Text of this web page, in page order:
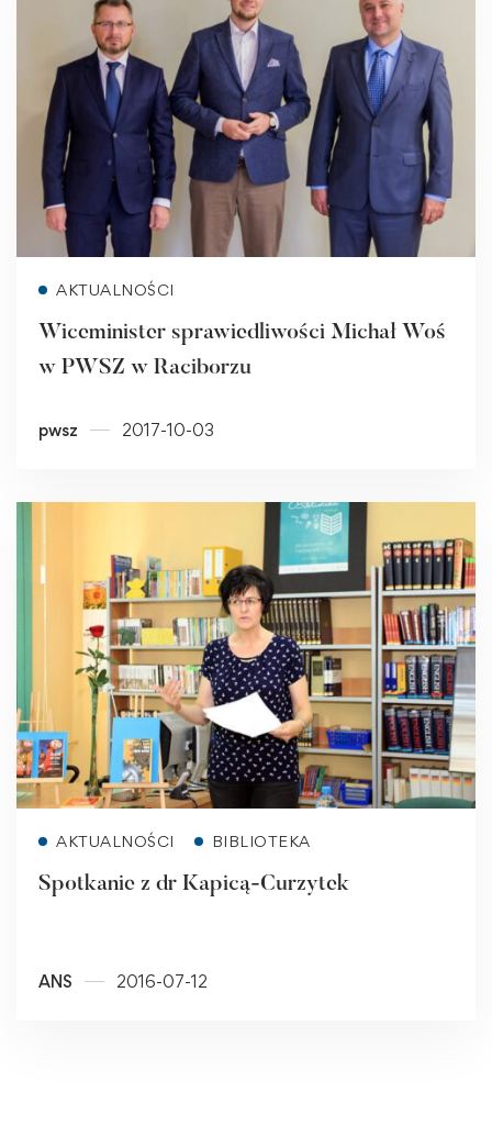
AKTUALNOŚCI
Wiceminister sprawiedliwości Michał Woś
w PWSZ w Raciborzu
pwsz 2017-10-03
AKTUALNOŚCI BIBLIOTEKA
Spotkanie z dr Kapicą-Curzytek
ANS 2016-07-12